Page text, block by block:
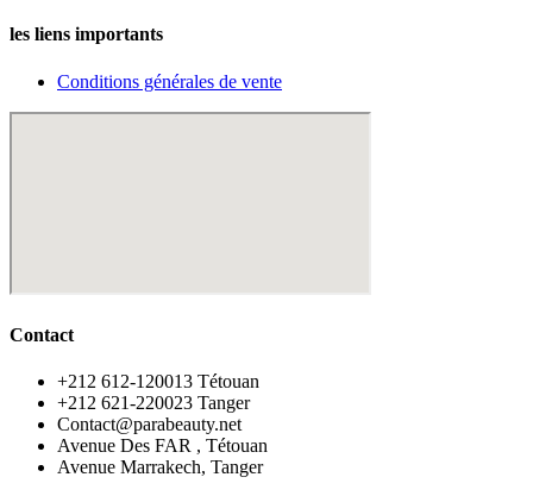
les liens importants
Conditions générales de vente
Contact
‪+212 612-120013 Tétouan
‪+212 621-220023 Tanger
Contact@parabeauty.net
Avenue Des FAR , Tétouan
Avenue Marrakech, Tanger